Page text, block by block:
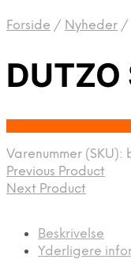
Forside / Nyheder /
Varenummer (SKU):
Previous Product
Next Product
Beskrivelse
Yderligere